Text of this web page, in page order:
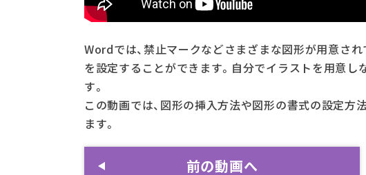
Wordでは、禁止マークなどさまざまな図形が用意さ
を設定することができます。自分でイラストを用意し
す。
この動画では、図形の挿入方法や図形の書式の設定方
ます。
前の動画へ